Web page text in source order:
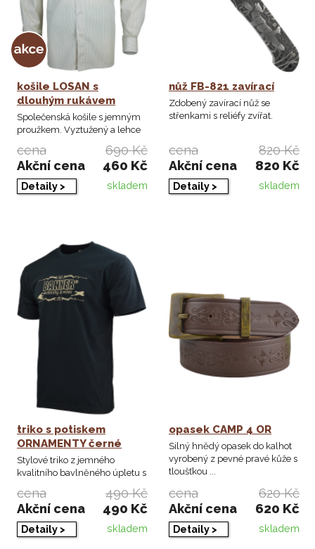
košile LOSAN s
dlouhým rukávem
Společenská košile s jemným
proužkem. Vyztužený a lehce
cena
690 Kč
Akční cena
460 Kč
Detaily > skladem
nůž FB-821 zavírací
Zdobený zavírací nůž se
střenkami s reliéfy zvířat.
cena
820 Kč
Akční cena
820 Kč
Detaily > skladem
triko s potiskem
ORNAMENTY černé
Stylové triko z jemného
kvalitního bavlněného úpletu s
cena
490 Kč
Akční cena
490 Kč
Detaily > skladem
opasek CAMP 4 OR
Silný hnědý opasek do kalhot
vyrobený z pevné pravé kůže s
tloušťkou ...
cena
620 Kč
Akční cena
620 Kč
Detaily > skladem